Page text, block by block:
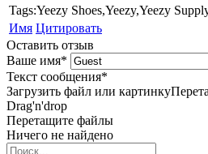
Tags:Yeezy Shoes,Yeezy,Yeezy
Имя Цитировать
Оставить отзыв
Ваше имя*
Текст сообщения*
Загрузить файл или картинку
Drag'n'drop
Перетащите файлы
Ничего не найдено